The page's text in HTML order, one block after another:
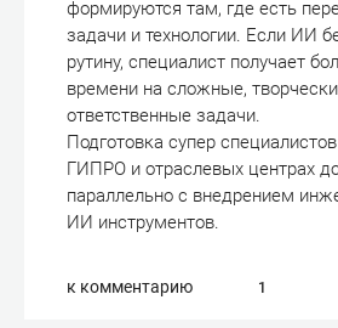
формируются там, где есть
задачи и технологии. Если ИИ
рутину, специалист получает
времени на сложные,
ответственные задачи.
Подготовка супер
ГИПРО и отраслевых центрах
параллельно с внедрением
ИИ инструментов.
к комментарию 1